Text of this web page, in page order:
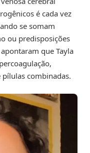
é cada vez
se somam
ou predisposições
que Tayla
combinadas.